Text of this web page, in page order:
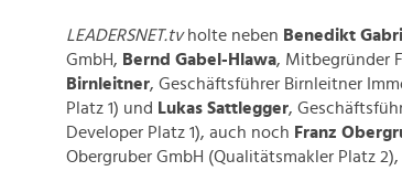
LEADERSNET.tvholte neben Benedikt
GmbH, Bernd Gabel-Hlawa, Mitbegründer
Birnleitner, Geschäftsführer Birnleitner
Platz 1) und Lukas Sattlegger,
Developer Platz 1), auch noch Franz
Obergruber GmbH (Qualitätsmakler Platz 2),